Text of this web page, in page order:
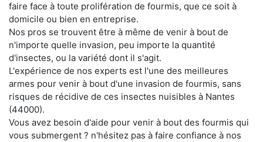
faire face à toute prolifération de fourmis, que ce soit à
domicile ou bien en entreprise.
Nos pros se trouvent être à même de venir à bout de
n'importe quelle invasion, peu importe la quantité
d'insectes, ou la variété dont il s'agit.
L'expérience de nos experts est l'une des meilleures
armes pour venir à bout d'une invasion de fourmis, sans
risques de récidive de ces insectes nuisibles à Nantes
(44000).
Vous avez besoin d'aide pour venir à bout des fourmis qui
vous submergent ? n'hésitez pas à faire confiance à nos